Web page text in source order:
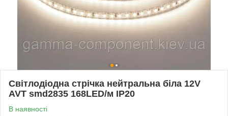
Світлодіодна стрічка нейтральна біла 12V
AVT smd2835 168LED/м IP20
В наявності